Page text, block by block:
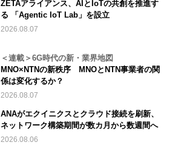
ZETAアライアンス、AIとIoTの共創を推進す
る 「Agentic IoT Lab」を設立
2026.08.07
＜連載＞6G時代の新・業界地図
MNO×NTNの新秩序 MNOとNTN事業者の関
係は変化するか？
2026.08.07
ANAがエクイニクスとクラウド接続を刷新、
ネットワーク構築期間が数カ月から数週間へ
2026.08.06